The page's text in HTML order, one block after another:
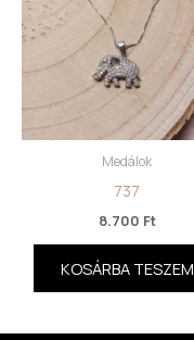
Medálok
737
8.700 Ft
KOSÁRBA TESZEM